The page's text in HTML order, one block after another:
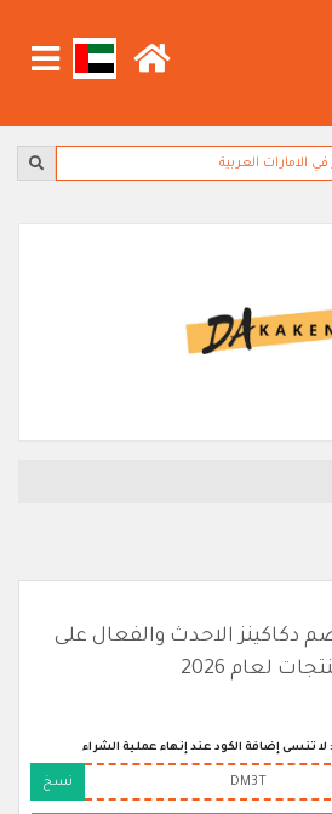
دكاكينز الاحدث والفعال على
لعام 2026
لا تنسى إضافة الكود عند إنهاء عملية الشراء
DM3T نسخ